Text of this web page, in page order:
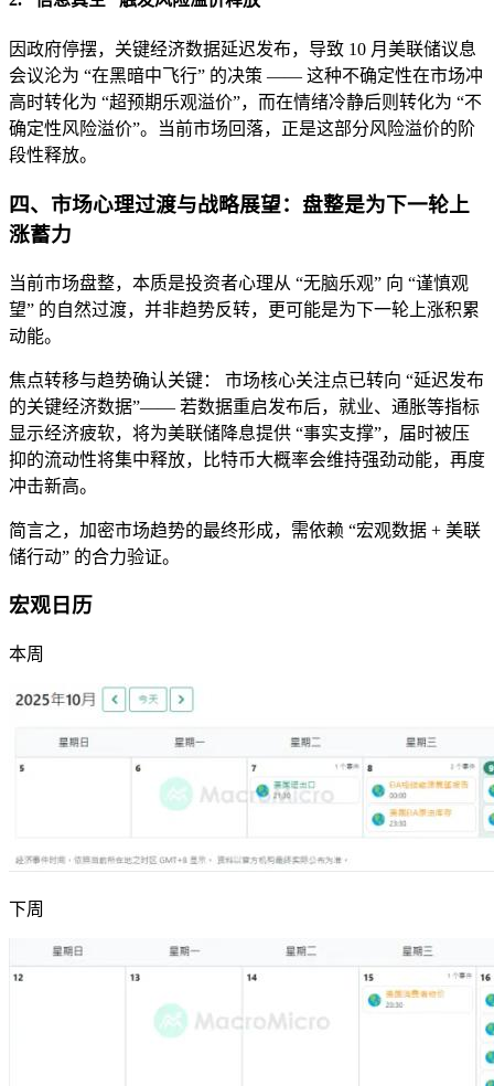
因政府停摆，关键经济数据延迟发布，导致 10 月美联储议息
会议沦为 “在黑暗中飞行” 的决策 —— 这种不确定性在市场冲
高时转化为 “超预期乐观溢价”，而在情绪冷静后则转化为 “不
确定性风险溢价”。当前市场回落，正是这部分风险溢价的阶
段性释放。
四、市场心理过渡与战略展望：盘整是为下一轮上
涨蓄力
当前市场盘整，本质是投资者心理从 “无脑乐观” 向 “谨慎观
望” 的自然过渡，并非趋势反转，更可能是为下一轮上涨积累
动能。
焦点转移与趋势确认关键： 市场核心关注点已转向 “延迟发布
的关键经济数据”—— 若数据重启发布后，就业、通胀等指标
显示经济疲软，将为美联储降息提供 “事实支撑”，届时被压
抑的流动性将集中释放，比特币大概率会维持强劲动能，再度
冲击新高。
简言之，加密市场趋势的最终形成，需依赖 “宏观数据 + 美联
储行动” 的合力验证。
宏观日历
本周
下周